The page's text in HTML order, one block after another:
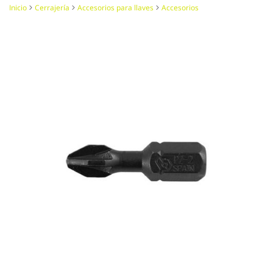
Inicio Cerrajería Accesorios para llaves Accesorios